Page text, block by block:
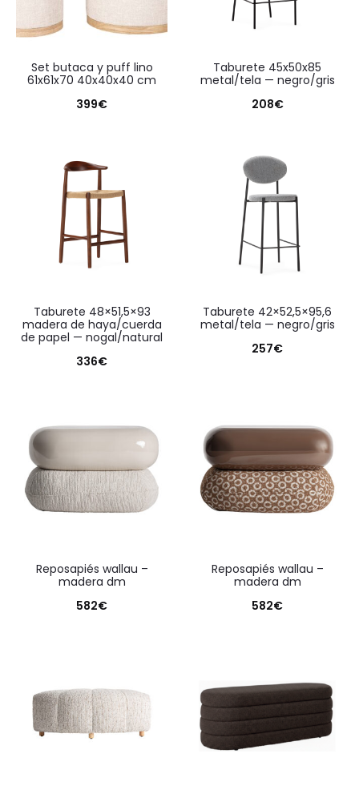
set butaca y puff lino
61x61x70 40x40x40 cm
399€
taburete 45x50x85
metal/tela — negro/gris
208€
taburete 48×51,5×93
madera de haya/cuerda
de papel — nogal/natural
336€
taburete 42×52,5×95,6
metal/tela — negro/gris
257€
reposapiés wallau –
madera dm
582€
reposapiés wallau –
madera dm
582€